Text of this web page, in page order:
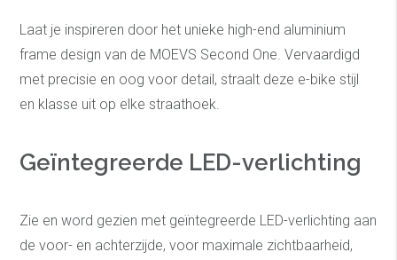
Laat je inspireren door het unieke high-end aluminium
frame design van de MOEVS Second One. Vervaardigd
met precisie en oog voor detail, straalt deze e-bike stijl
en klasse uit op elke straathoek.
Geïntegreerde LED-verlichting
Zie en word gezien met geïntegreerde LED-verlichting aan
de voor- en achterzijde, voor maximale zichtbaarheid,